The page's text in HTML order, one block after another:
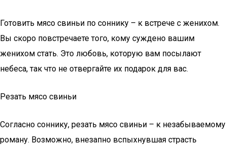
Готовить мясо свиньи по соннику – к встрече с женихом.
Вы скоро повстречаете того, кому суждено вашим
женихом стать. Это любовь, которую вам посылают
небеса, так что не отвергайте их подарок для вас.
Резать мясо свиньи
Согласно соннику, резать мясо свиньи – к незабываемому
роману. Возможно, внезапно вспыхнувшая страсть